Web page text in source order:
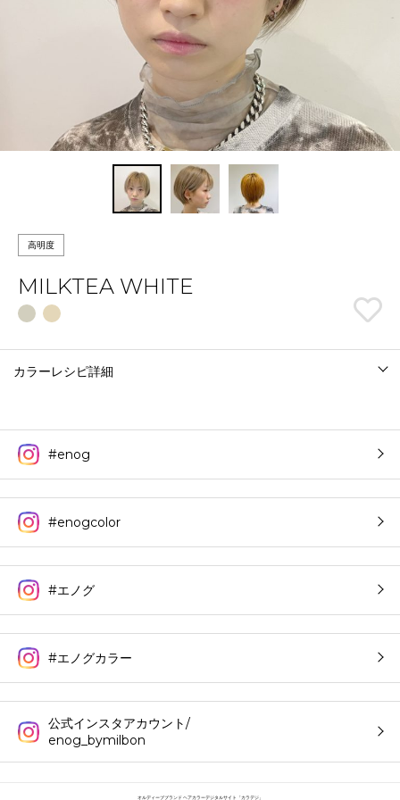
高明度
MILKTEA WHITE
カラーレシピ詳細
#enog
#enogcolor
#エノグ
#エノグカラー
公式インスタアカウント/
enog_bymilbon
オルディーブブランド ヘアカラーデジタルサイト「カラデジ」